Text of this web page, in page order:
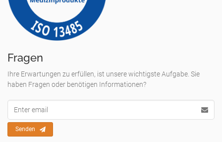
Fragen
Ihre Erwartungen zu erfüllen, ist unsere wichtigste Aufgabe. Sie
haben Fragen oder benötigen Informationen?
Adresse
Senden